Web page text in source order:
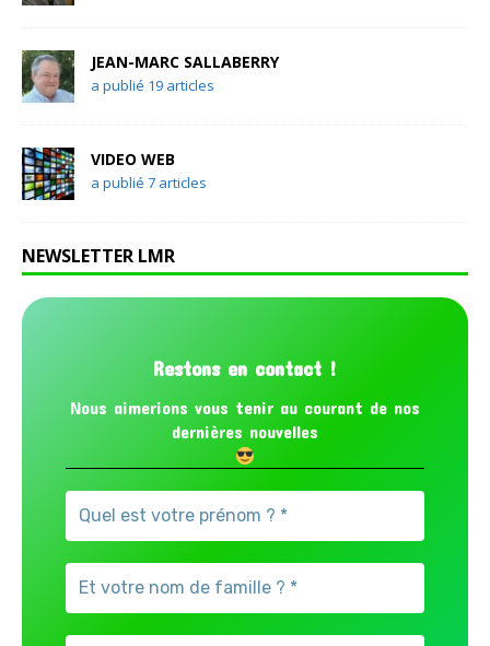
JEAN-MARC SALLABERRY
a publié 19 articles
VIDEO WEB
a publié 7 articles
NEWSLETTER LMR
Restons en contact !
Nous aimerions vous tenir au courant de nos
dernières nouvelles